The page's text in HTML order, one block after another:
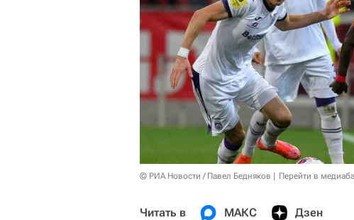
© РИА Новости / Павел Бедняков Перейти в
Читать в МАКС Дзен